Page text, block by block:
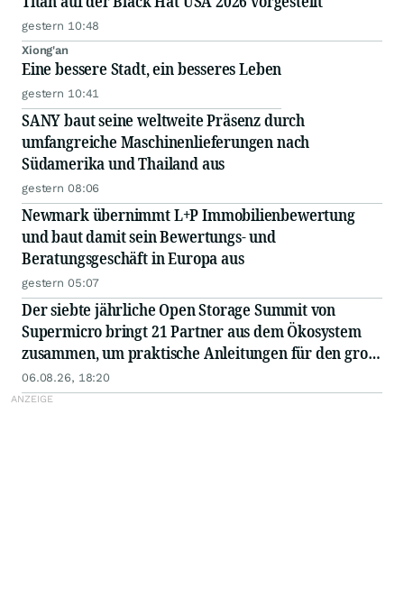
gestern 10:48
Xiong'an
Eine bessere Stadt, ein besseres Leben
gestern 10:41
SANY baut seine weltweite Präsenz durch
umfangreiche Maschinenlieferungen nach
Südamerika und Thailand aus
gestern 08:06
Newmark übernimmt L+P Immobilienbewertung
und baut damit sein Bewertungs- und
Beratungsgeschäft in Europa aus
gestern 05:07
Der siebte jährliche Open Storage Summit von
Supermicro bringt 21 Partner aus dem Ökosystem
zusammen, um praktische Anleitungen für den groß
angelegten Einsatz von KI in Unternehmen
auszutauschen
06.08.26, 18:20